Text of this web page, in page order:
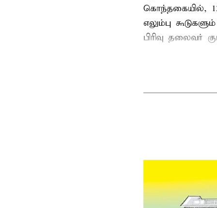
கொந்தகையில்,
எலும்பு
பிரிவு தலைவர்